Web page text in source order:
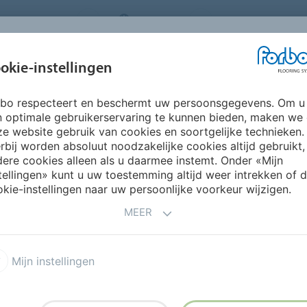
SYSTEMS BELGIUM
INSPIRATIE &
REFERENTIES
DUURZAAMHEID
INSTALLATIE &
ONDERHOUD
Student Challenge LISAA
FORBO X LISAA
dynamiek van een
instellingen
respecteert en beschermt uw persoonsgegevens. Om u
optimale gebruikerservaring te kunnen bieden, maken we
website gebruik van cookies en soortgelijke technieken.
worden absoluut noodzakelijke cookies altijd gebruikt,
cookies alleen als u daarmee instemt. Onder «Mijn
kunt u uw toestemming altijd weer intrekken of
instellingen naar uw persoonlijke voorkeur wijzigen.
MEER
Mijn instellingen